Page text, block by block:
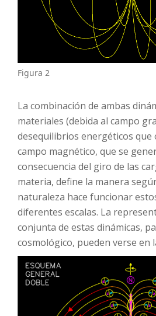
Figura 2
La combinación de ambas
materiales (debida al campo
desequilibrios energéticos que
campo magnético, que se
consecuencia del giro de las
materia, define la manera
naturaleza hace funcionar
diferentes escalas. La
conjunta de estas dinámicas,
cosmológico, pueden verse en